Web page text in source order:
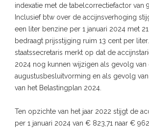
indexatie met de tabelcorrectiefactor van
Inclusief btw over de accijnsverhoging
een liter benzine per 1 januari 2024 met
bedraagt prijsstijging ruim 13 cent per
staatssecretaris merkt op dat de
2024 nog kunnen wijzigen als gevolg van
augustusbesluitvorming en als gevolg
van het Belastingplan 2024.
Ten opzichte van het jaar 2022 stijgt de
per 1 januari 2024 van € 823,71 naar €